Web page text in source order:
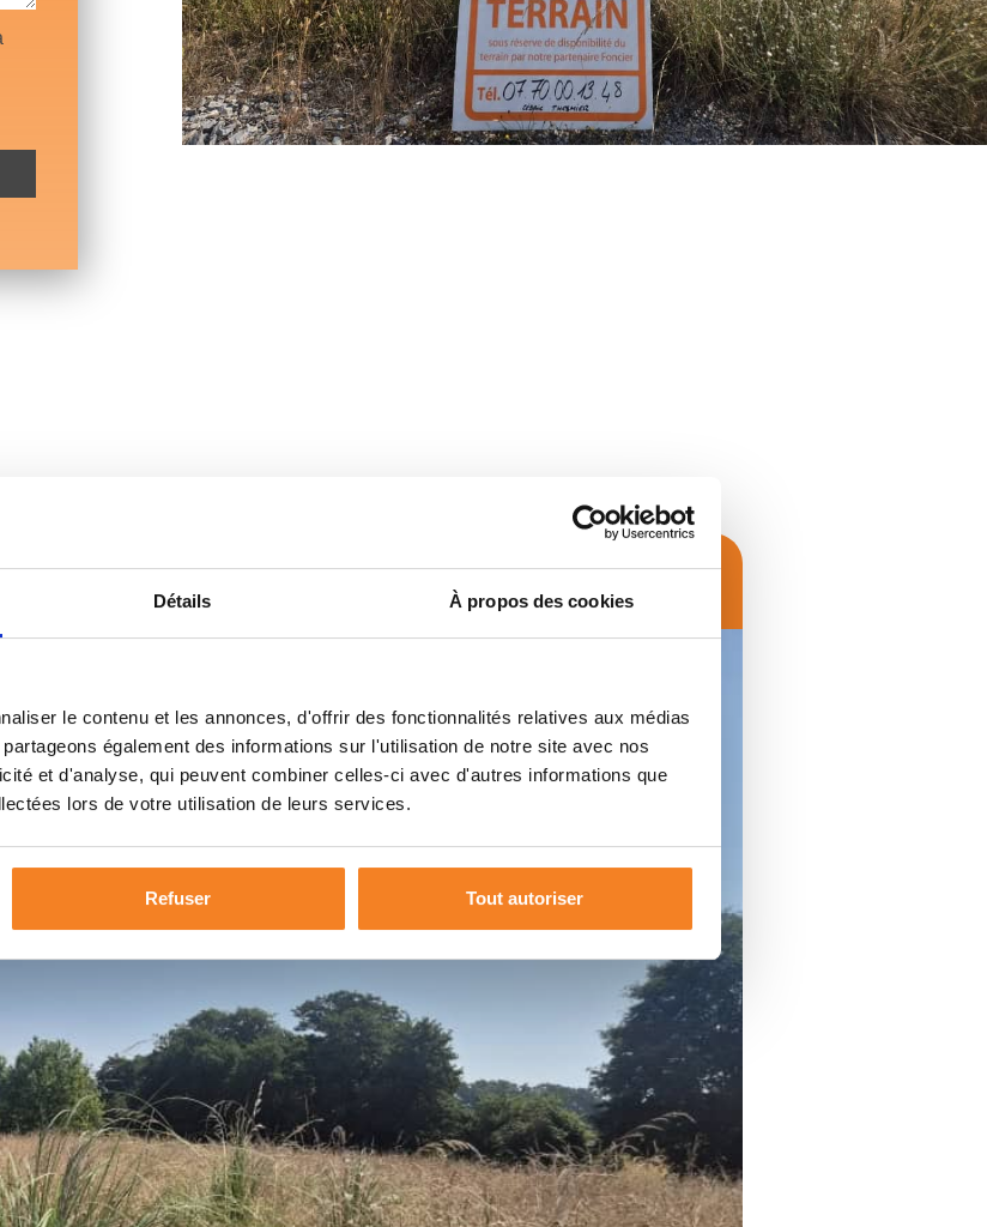
Détails À propos des cookies
le contenu et les annonces, d'offrir des fonctionnalités relatives aux médias
également des informations sur l'utilisation de notre site avec nos
et d'analyse, qui peuvent combiner celles-ci avec d'autres informations que
lors de votre utilisation de leurs services.
Refuser Tout autoriser
Offre À Pomarez